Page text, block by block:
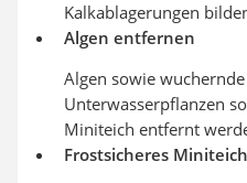
Kalkablagerungen
Algen entfernen
Algen sowie
Unterwasserpflanzen
Miniteich entfernt
Frostsicheres